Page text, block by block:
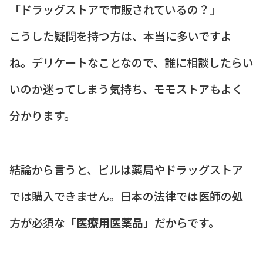
「ドラッグストアで市販されているの？」
こうした疑問を持つ方は、本当に多いですよ
ね。デリケートなことなので、誰に相談したらい
いのか迷ってしまう気持ち、モモストアもよく
分かります。
結論から言うと、ピルは薬局やドラッグストア
では購入できません。日本の法律では医師の処
方が必須な 「医療用医薬品」 だからです。